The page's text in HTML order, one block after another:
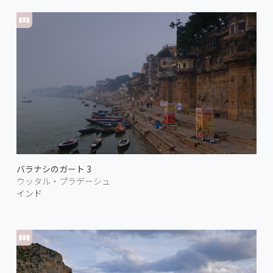
バラナシのガート 3
ウッタル・プラデーシュ
インド